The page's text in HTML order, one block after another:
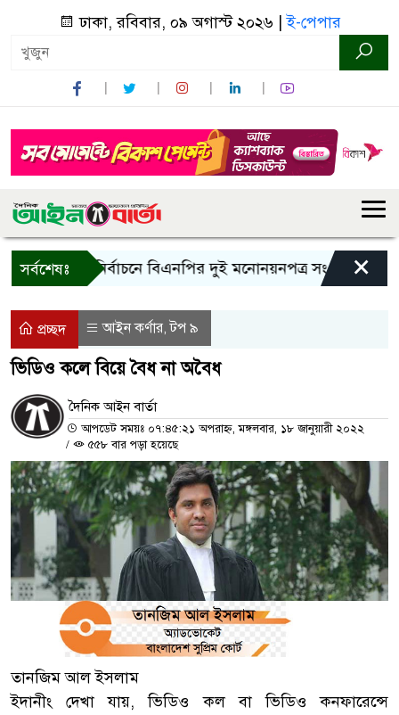
ঢাকা, রবিবার, ০৯ অগাস্ট ২০২৬ |ই-পেপার
সর্বশেষঃ
রাষ্ট্রপতি নির্বাচনে বিএনপির দুই মনোনয়নপত্র সংগ্রহ কাল
×
প্রচ্ছদ আইন কর্ণার,টপ ৯
ভিডিও কলে বিয়ে বৈধ না অবৈধ
দৈনিক আইন বার্তা
আপডেট সময়ঃ ০৭:৪৫:২১ অপরাহ্ন, মঙ্গলবার, ১৮ জানুয়ারী ২০২২
/
৫৫৮ বার পড়া হয়েছে
তানজিম আল ইসলাম
ইদানীং দেখা যায়, ভিডিও কল বা ভিডিও কনফারেন্সে